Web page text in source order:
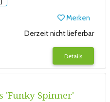
Merken
Derzeit nicht lieferbar
Details
'Funky Spinner'